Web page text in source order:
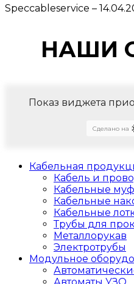
Speccableservice –
НАШИ
Показ виджета
Сделано на
Кабельная
Кабель и
Кабельные
Кабельные
Кабельные
Трубы для
Металлорукав
Электротрубы
Модульное